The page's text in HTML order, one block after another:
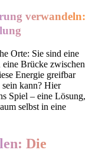
verwandeln:
Orte: Sie sind eine
Brücke zwischen
Energie greifbar
kann? Hier
Spiel – eine Lösung,
selbst in eine
Die